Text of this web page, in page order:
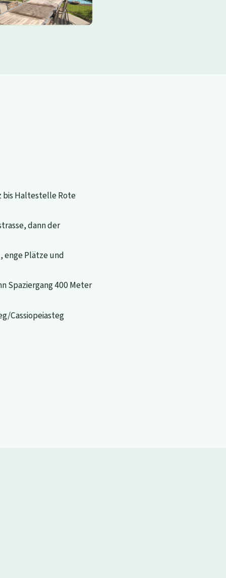
bis Haltestelle Rote
dann der
Plätze und
Spaziergang 400 Meter
Cassiopeiasteg